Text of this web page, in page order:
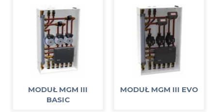
MODUŁ MGM III
BASIC
MODUŁ MGM III EVO